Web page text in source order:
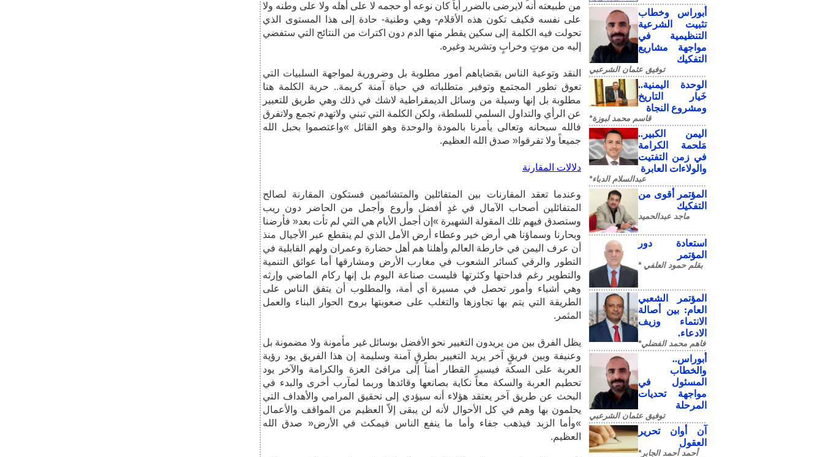
أبوراس وخطاب
تثبيت الشرعية
التنظيمية في
مواجهة مشاريع
التفكيك
توفيق عثمان الشرعبي
الوحدة اليمنية..
خَيار التاريخ
ومشروع النجاة
قاسم محمد لبوزة*
​اليمن الكبير..
مَلحمة الكرامة
في زمن التفتيت
والولاءات العابرة
عبدالسلام الدباء*
المؤتمر أقوى من
التفكيك
ماجد عبدالحميد
استعادة دور
المؤتمر
بقلم حمود العلفي *
المؤتمر الشعبي
العام: بين أصالة
الانتماء وزيف
الادعاء.
فاهم محمد الفضلي*
أبوراس..
والخطاب
المسئول في
مواجهة تحديات
المرحلة
توفيق عثمان الشرعبي
آن أوان تحرير
العقول
أحمد أحمد الجابر*
من طبيعته أنه لايرضى بالضرر أياً كان نوعه أو حجمه لا على أهله ولا على وطنه ولا
على نفسه فكيف تكون هذه الأقلام- وهي وطنية- حادة إلى هذا المستوى الذي
تحولت‮ ‬فيه‮ ‬الكلمة‮ ‬إلى‮ ‬سكين‮ ‬يقطر‮ ‬منها‮ ‬الدم‮ ‬دون‮ ‬اكتراث‮ ‬من‮ ‬النتائج‮ ‬التي‮ ‬ستفضي‮
‬إليه‮ ‬من‮ ‬موتٍ‮ ‬وخرابٍ‮ ‬وتشريد‮ ‬وغيره‮.‬
النقد وتوعية الناس بقضاياهم أمور مطلوبة بل وضرورية لمواجهة السلبيات التي
تعوق تطور المجتمع وتوفير متطلباته في حياة آمنة كريمة.. حرية الكلمة هنا
مطلوبة بل إنها وسيلة من وسائل الديمقراطية لاشك في ذلك وهي طريق للتعبير
عن الرأي والتداول السلمي للسلطة، ولكن الكلمة‮ ‬التي‮ ‬تبني‮ ‬ولاتهدم‮ ‬تجمع‮ ‬ولاتفرق‮
‬فالله‮ ‬سبحانه‮ ‬وتعالى‮ ‬يأمرنا‮ ‬بالمودة‮ ‬والوحدة‮ ‬وهو‮ ‬القائل‮ »‬واعتصموا‮ ‬بحبل‮ ‬الله‮
‬جميعاً‮ ‬ولا‮ ‬تفرقوا‮« ‬صدق‮ ‬الله‮ ‬العظيم‮.‬
دلالات‮ ‬المقارنة
وعندما تعقد المقارنات بين المتفائلين والمتشائمين فستكون المقارنة لصالح
المتفائلين أصحاب الآمال في غدٍ أفضل وأروع وأجمل من الحاضر دون ريب
وستصدق فيهم تلك المقولة الشهيرة »إن أجمل الأيام هي التي لم تأت بعد« فأرضنا
وبحارنا وسماؤنا هي أرض خير وعطاء أرض الأمل الذي لم ينقطع عبر الأجيال منذ
أن عرف اليمن في خارطة العالم وأهلنا هم أهل حضارة وعمران ولهم القابلية في
التطور والرقي كسائر الشعوب في مغارب الأرض ومشارقها أما عوائق التنمية
والتطوير رغم فداحتها وكثرتها فليست صناعة اليوم بل إنها ركام الماضي وإرثه
وهي أشياء وأمور‮ ‬تحصل‮ ‬في‮ ‬مسيرة‮ ‬أي‮ ‬أمة،‮ ‬والمطلوب‮ ‬أن‮ ‬يتفق‮ ‬الناس‮ ‬على‮
‬الطريقة‮ ‬التي‮ ‬يتم‮ ‬بها‮ ‬تجاوزها‮ ‬والتغلب‮ ‬على‮ ‬صعوبتها‮ ‬بروح‮ ‬الحوار‮ ‬البناء‮ ‬والعمل‮
‬المثمر‮.‬
يظل الفرق بين من يريدون التغيير نحو الأفضل بوسائل غير مأمونة ولا مضمونة بل
وعنيفة وبين فريقٍ آخر يريد التغيير بطرقٍ آمنة وسليمة إن هذا الفريق يود رؤية
العربة على السكة فيسير القطار أمناً إلى مرافئ العزة والكرامة والآخر يود
تحطيم العربة والسكة معاً نكاية بصانعها وقائدها وربما لمآرب أخرى والبدء في
البحث عن طريق آخر يعتقد هؤلاء أنه سيؤدي إلى تحقيق المرامي والأهداف التي
يحلمون بها وهم في كل الأحوال لأنه لن يبقى إلاّ العظيم من المواقف والأعمال
»وأما الزبد فيذهب جفاء وأما ما ينفع الناس فيمكث في الأرض« صدق الله
العظيم‮.‬